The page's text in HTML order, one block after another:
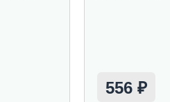
556₽